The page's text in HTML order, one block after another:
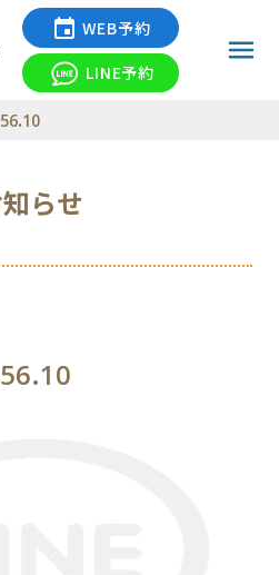
WEB予約
LINE予約
らせ